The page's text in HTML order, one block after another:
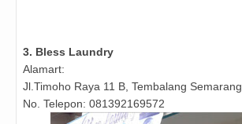
3. Bless Laundry
Alamart:
Jl.Timoho Raya 11 B, Tembalang Semarang
No. Telepon: 081392169572